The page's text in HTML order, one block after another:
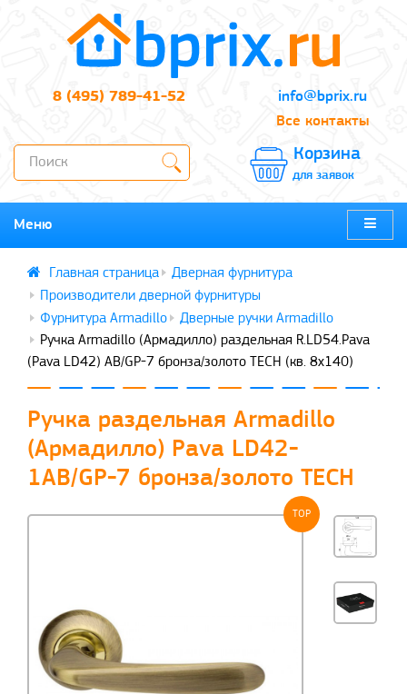
8 (495) 789-41-52
info@bprix.ru
Все контакты
Корзина
для заявок
Меню
Дверная фурнитура
Производители дверной фурнитуры
Фурнитура Armadillo
Дверные ручки Armadillo
Ручка Armadillo (Армадилло) раздельная R.LD54.Pava
(Pava LD42) AB/GP-7 бронза/золото TECH (кв. 8х140)
Ручка раздельная Armadillo
(Армадилло) Pava LD42-
1AB/GP-7 бронза/золото TECH
TOP